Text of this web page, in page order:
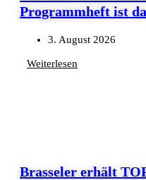
Programmheft ist da
3. August 2026
Weiterlesen
Brasseler erhält